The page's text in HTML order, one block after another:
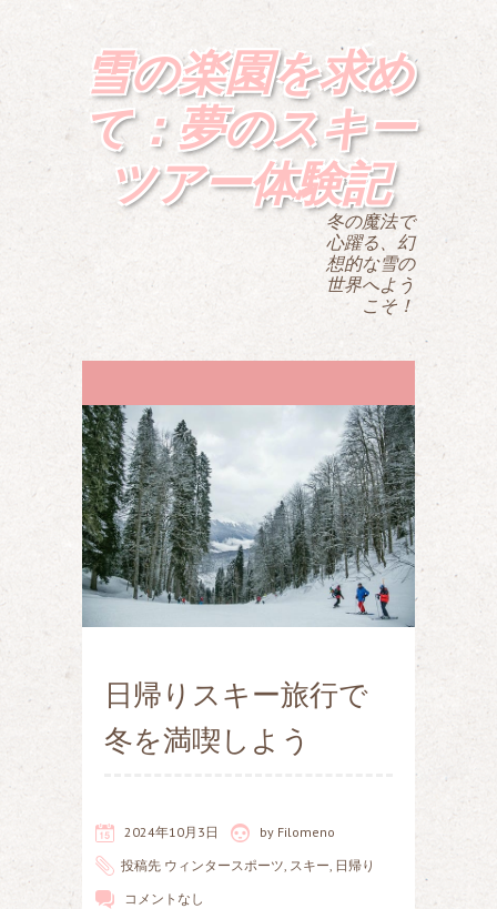
雪の楽園を求め
て：夢のスキー
ツアー体験記
冬の魔法で
心躍る、幻
想的な雪の
世界へよう
こそ！
日帰りスキー旅行で
冬を満喫しよう
2024年10月3日 by Filomeno
投稿先 ウィンタースポーツ, スキー, 日帰り
コメントなし